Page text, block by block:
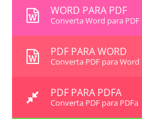
WORD PARA PDF
Converta Word para PDF
PDF PARA WORD
Converta PDF para Word
PDF PARA PDFA
Converta PDF para PDFa